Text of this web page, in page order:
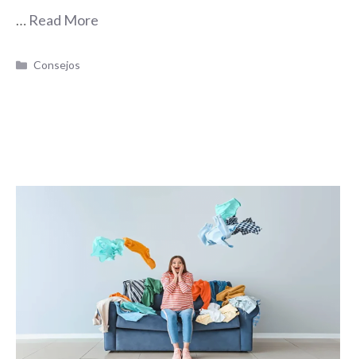
… Read More
Categorías
Consejos